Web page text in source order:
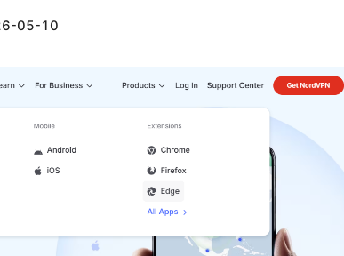
05-10